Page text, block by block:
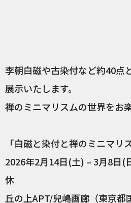
李朝白磁や古染付など約40点
展示いたします。
禅のミニマリスムの世界をお
「白磁と染付と禅のミニマリ
2026年2月14日(土) – 3月8日
休
丘の上APT/兒嶋画廊（東京都